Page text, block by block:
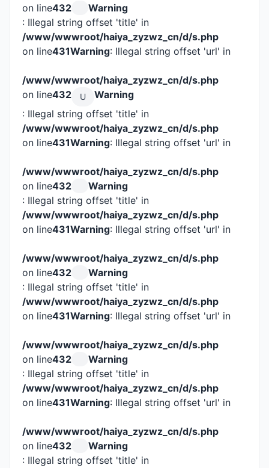
on line432
Warning
: Illegal string offset 'title' in
/www/wwwroot/haiya_zyzwz_cn/d/s.php
on line431Warning: Illegal string offset 'url' in
/www/wwwroot/haiya_zyzwz_cn/d/s.php
on line432 U
Warning
: Illegal string offset 'title' in
/www/wwwroot/haiya_zyzwz_cn/d/s.php
on line431Warning: Illegal string offset 'url' in
/www/wwwroot/haiya_zyzwz_cn/d/s.php
on line432
Warning
: Illegal string offset 'title' in
/www/wwwroot/haiya_zyzwz_cn/d/s.php
on line431Warning: Illegal string offset 'url' in
/www/wwwroot/haiya_zyzwz_cn/d/s.php
on line432
Warning
: Illegal string offset 'title' in
/www/wwwroot/haiya_zyzwz_cn/d/s.php
on line431Warning: Illegal string offset 'url' in
/www/wwwroot/haiya_zyzwz_cn/d/s.php
on line432
Warning
: Illegal string offset 'title' in
/www/wwwroot/haiya_zyzwz_cn/d/s.php
on line431Warning: Illegal string offset 'url' in
/www/wwwroot/haiya_zyzwz_cn/d/s.php
on line432
Warning
: Illegal string offset 'title' in